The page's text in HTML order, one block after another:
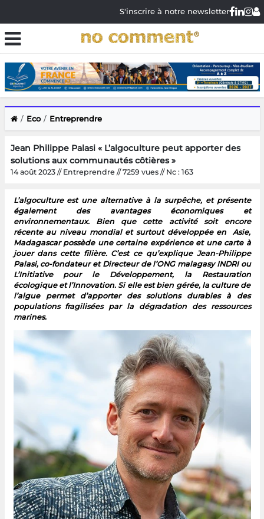
S'inscrire à notre newsletter
Eco Entreprendre
Jean Philippe Palasi « L’algoculture peut apporter des
solutions aux communautés côtières »
14 août 2023 // Entreprendre // 7259 vues // Nc : 163
L’algoculture est une alternative à la surpêche, et présente
également des avantages économiques et
environnementaux. Bien que cette activité soit encore
récente au niveau mondial et surtout développée en Asie,
Madagascar possède une certaine expérience et une carte à
jouer dans cette filière. C’est ce qu’explique Jean-Philippe
Palasi, co-fondateur et Directeur de l’ONG malagasy INDRI ou
L’Initiative pour le Développement, la Restauration
écologique et l’Innovation. Si elle est bien gérée, la culture de
l’algue permet d’apporter des solutions durables à des
populations fragilisées par la dégradation des ressources
marines.